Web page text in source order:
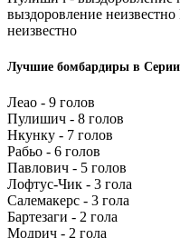
выздоровление
неизвестно
Лучшие бомбардиры в
Леао - 9 голов
Пулишич - 8 голов
Нкунку - 7 голов
Рабьо - 6 голов
Павлович - 5 голов
Лофтус-Чик - 3 гола
Салемакерс - 3 гола
Бартезаги - 2 гола
Модрич - 2 гола